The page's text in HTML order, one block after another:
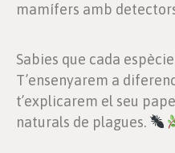
mamífers amb
Sabies que cada
T’ensenyarem a
t’explicarem el seu
naturals de plagues.